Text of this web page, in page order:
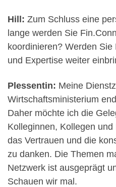
Hill: Zum Schluss eine
lange werden Sie
koordinieren? Werden
und Expertise weiter
Plessentin: Meine
Wirtschaftsministerium
Daher möchte ich die
Kolleginnen, Kollegen
das Vertrauen und die
zu danken. Die Themen
Netzwerk ist ausgeprägt
Schauen wir mal.